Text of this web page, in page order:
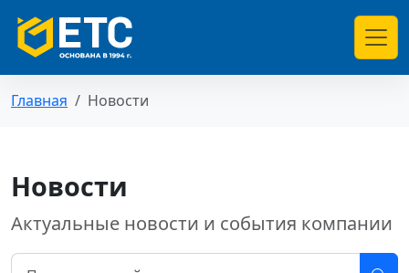
Главная Новости
Новости
Актуальные новости и события компании